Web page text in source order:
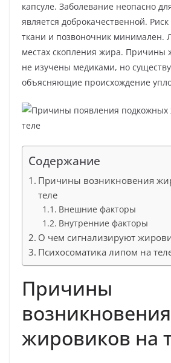
капсуле. Заболевание неопасно
является доброкачественной.
ткани и позвоночник минимален.
местах скопления жира. Причины
не изучены медиками, но
объясняющие происхождение
Содержание
Причины возникновения
теле
Внешние факторы
Внутренние факторы
О чем сигнализируют
Психосоматика липом на
Причины
возникновения
жировиков на